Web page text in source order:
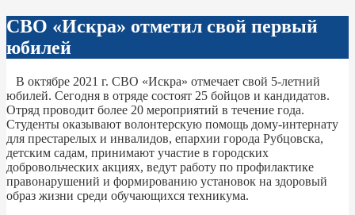
СВО «Искра» отметил свой первый
юбилей
В октябре 2021 г. СВО «Искра» отмечает свой 5-летний
юбилей. Сегодня в отряде состоят 25 бойцов и кандидатов.
Отряд проводит более 20 мероприятий в течение года.
Студенты оказывают волонтерскую помощь дому-интернату
для престарелых и инвалидов, епархии города Рубцовска,
детским садам, принимают участие в городских
добровольческих акциях, ведут работу по профилактике
правонарушений и формированию установок на здоровый
образ жизни среди обучающихся техникума.